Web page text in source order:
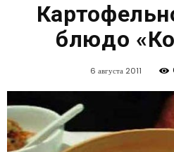
блюдо
6 августа 2011